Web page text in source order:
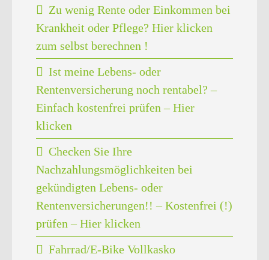
Zu wenig Rente oder Einkommen bei
Krankheit oder Pflege? Hier klicken
zum selbst berechnen !
Ist meine Lebens- oder
Rentenversicherung noch rentabel? –
Einfach kostenfrei prüfen – Hier
klicken
Checken Sie Ihre
Nachzahlungsmöglichkeiten bei
gekündigten Lebens- oder
Rentenversicherungen!! – Kostenfrei (!)
prüfen – Hier klicken
Fahrrad/E-Bike Vollkasko